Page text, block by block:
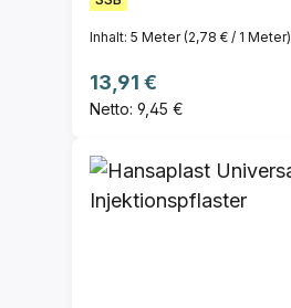
Inhalt: 5 Meter(2,78 € / 1 Meter)
Regulärer Preis:
13,91 €
Netto: 9,45 €